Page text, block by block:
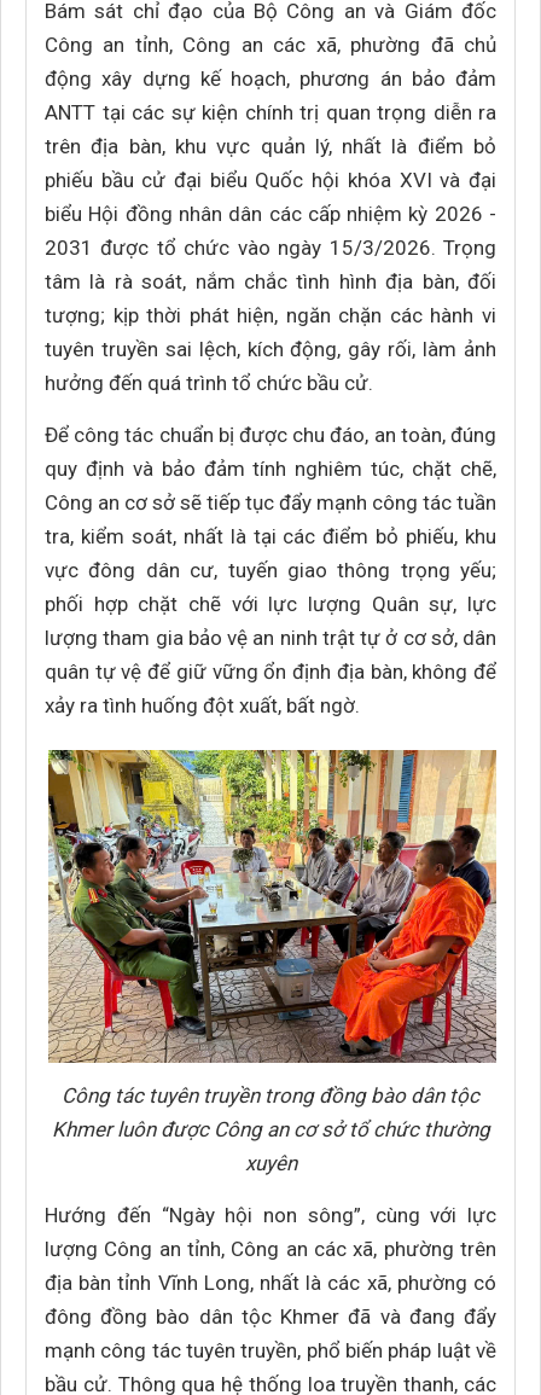
Bám sát chỉ đạo của Bộ Công an và Giám đốc
Công an tỉnh, Công an các xã, phường đã chủ
động xây dựng kế hoạch, phương án bảo đảm
ANTT tại các sự kiện chính trị quan trọng diễn ra
trên địa bàn, khu vực quản lý, nhất là điểm bỏ
phiếu bầu cử đại biểu Quốc hội khóa XVI và đại
biểu Hội đồng nhân dân các cấp nhiệm kỳ 2026 -
2031 được tổ chức vào ngày 15/3/2026. Trọng
tâm là rà soát, nắm chắc tình hình địa bàn, đối
tượng; kịp thời phát hiện, ngăn chặn các hành vi
tuyên truyền sai lệch, kích động, gây rối, làm ảnh
hưởng đến quá trình tổ chức bầu cử.
Để công tác chuẩn bị được chu đáo, an toàn, đúng
quy định và bảo đảm tính nghiêm túc, chặt chẽ,
Công an cơ sở sẽ tiếp tục đẩy mạnh công tác tuần
tra, kiểm soát, nhất là tại các điểm bỏ phiếu, khu
vực đông dân cư, tuyến giao thông trọng yếu;
phối hợp chặt chẽ với lực lượng Quân sự, lực
lượng tham gia bảo vệ an ninh trật tự ở cơ sở, dân
quân tự vệ để giữ vững ổn định địa bàn, không để
xảy ra tình huống đột xuất, bất ngờ.
Công tác tuyên truyền trong đồng bào dân tộc
Khmer luôn được Công an cơ sở tổ chức thường
xuyên
Hướng đến “Ngày hội non sông”, cùng với lực
lượng Công an tỉnh, Công an các xã, phường trên
địa bàn tỉnh Vĩnh Long, nhất là các xã, phường có
đông đồng bào dân tộc Khmer đã và đang đẩy
mạnh công tác tuyên truyền, phổ biến pháp luật về
bầu cử. Thông qua hệ thống loa truyền thanh, các